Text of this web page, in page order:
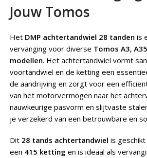
Jouw Tomos
Het DMP achtertandwiel 28 tanden is
vervanging voor diverse Tomos A3,
modellen. Het achtertandwiel vormt
voortandwiel en de ketting een
de aandrijving en zorgt voor een
van het motorvermogen naar het
nauwkeurige pasvorm en slijtvaste
je verzekerd van een betrouwbare en
Dit 28 tands achtertandwiel is
een 415 ketting en is ideaal als